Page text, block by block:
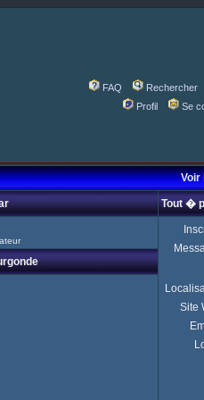
FAQ
Rechercher
Profil
Se
Voir
Tout �
Site